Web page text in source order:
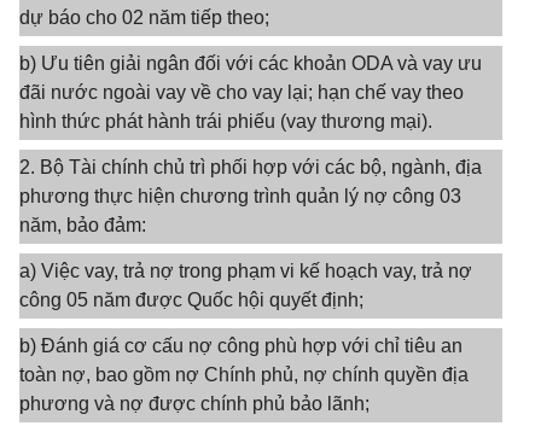
dự báo cho 02 năm tiếp theo;
b) Ưu tiên giải ngân đối với các khoản ODA và vay ưu
đãi nước ngoài vay về cho vay lại; hạn chế vay theo
hình thức phát hành trái phiếu (vay thương mại).
2. Bộ Tài chính chủ trì phối hợp với các bộ, ngành, địa
phương thực hiện chương trình quản lý nợ công 03
năm, bảo đảm:
a) Việc vay, trả nợ trong phạm vi kế hoạch vay, trả nợ
công 05 năm được Quốc hội quyết định;
b) Đánh giá cơ cấu nợ công phù hợp với chỉ tiêu an
toàn nợ, bao gồm nợ Chính phủ, nợ chính quyền địa
phương và nợ được chính phủ bảo lãnh;